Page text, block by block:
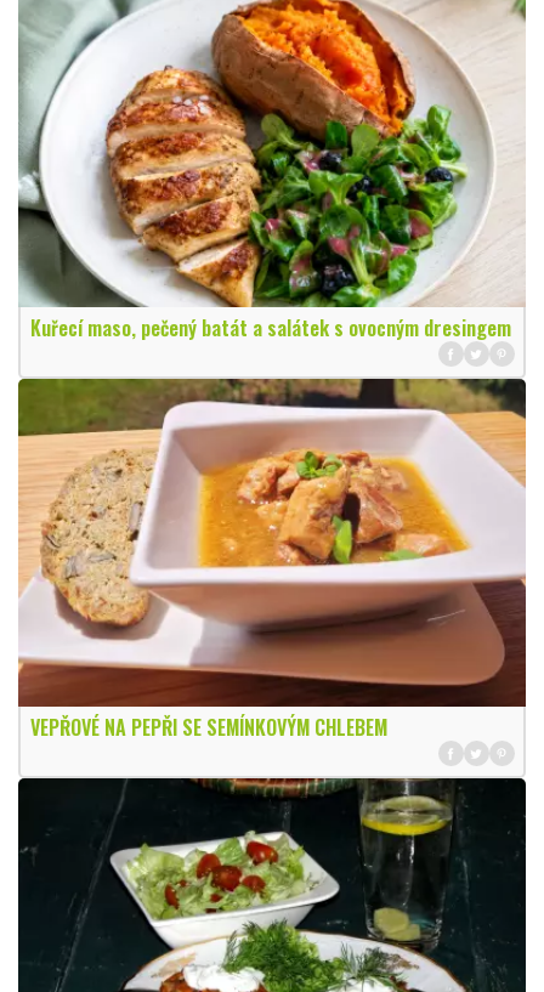
Kuřecí maso, pečený batát a salátek s ovocným dresingem
VEPŘOVÉ NA PEPŘI SE SEMÍNKOVÝM CHLEBEM